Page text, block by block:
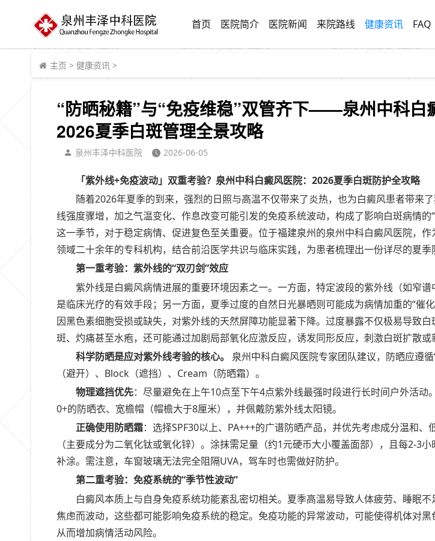
首页 医院简介 医院新闻 来院路线 健康资讯 FAQ
主页 > 健康资讯 >
“防晒秘籍”与“免疫维稳”双管齐下——泉州中科白
2026夏季白斑管理全景攻略
泉州丰泽中科医院 2026-06-05
「紫外线+免疫波动」双重考验？泉州中科白癜风医院：2026夏季白斑防护全攻略
随着2026年夏季的到来，强烈的日照与高温不仅带来了炎热，也为白癜风患者带来
线强度骤增，加之气温变化、作息改变可能引发的免疫系统波动，构成了影响白斑病情的
这一季节，对于稳定病情、促进复色至关重要。位于福建泉州的泉州中科白癜风医院，
领域二十余年的专科机构，结合前沿医学共识与临床实践，为患者梳理出一份详尽的夏季
第一重考验：紫外线的“双刃剑”效应
紫外线是白癜风病情进展的重要环境因素之一。一方面，特定波段的紫外线（如窄谱
是临床光疗的有效手段；另一方面，夏季过度的自然日光暴晒则可能成为病情加重的“催
因黑色素细胞受损或缺失，对紫外线的天然屏障功能显著下降。过度暴露不仅极易导致
斑、灼痛甚至水疱，还可能通过加剧局部氧化应激反应，诱发同形反应，刺激白斑扩散或
科学防晒是应对紫外线考验的核心。
泉州中科白癜风医院专家团队建议，防晒应遵循
（避开）、Block（遮挡）、Cream（防晒霜）。
物理遮挡优先：尽量避免在上午10点至下午4点紫外线最强时段进行长时间户外活动
0+的防晒衣、宽檐帽（帽檐大于8厘米），并佩戴防紫外线太阳镜。
正确使用防晒霜：选择SPF30以上、PA+++的广谱防晒产品，并优先考虑成分温和、
（主要成分为二氧化钛或氧化锌）。涂抹需足量（约1元硬币大小覆盖面部），且每2-3
补涂。需注意，车窗玻璃无法完全阻隔UVA，驾车时也需做好防护。
第二重考验：免疫系统的“季节性波动”
白癜风本质上与自身免疫系统功能紊乱密切相关。夏季高温易导致人体疲劳、睡眠
焦虑而波动，这些都可能影响免疫系统的稳定。免疫功能的异常波动，可能使得机体对黑
从而增加病情活动风险。